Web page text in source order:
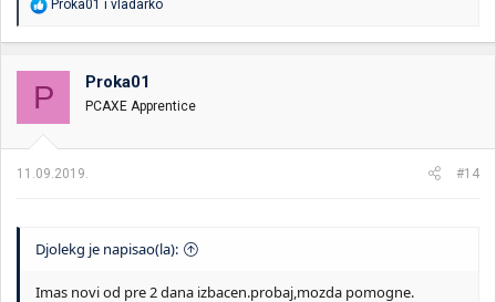
R
a
o
v
n
:
Proka01 i vladarko
P Proka01
PCAXE Apprentice
11.09.2019. #14
Djolekg je napisao(la):
Imas novi od pre 2 dana izbacen.probaj,mozda pomogne.